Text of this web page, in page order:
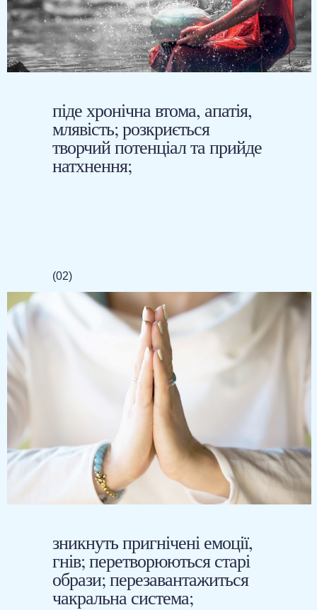
піде хронічна втома, апатія,
млявість; розкриється
творчий потенціал та прийде
натхнення;
зникнуть пригнічені емоції,
гнів; перетворюються старі
образи; перезавантажиться
чакральна система;
(02)